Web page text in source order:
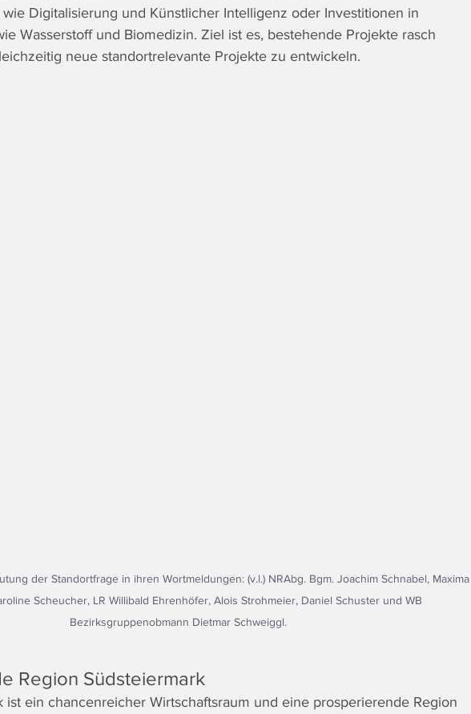
Digitalisierung und Künstlicher Intelligenz oder Investitionen in
Wasserstoff und Biomedizin. Ziel ist es, bestehende Projekte rasch
neue standortrelevante Projekte zu entwickeln.
der Standortfrage in ihren Wortmeldungen: (v.l.) NRAbg. Bgm. Joachim Schnabel, Maxima
Scheucher, LR Willibald Ehrenhöfer, Alois Strohmeier, Daniel Schuster und WB
Bezirksgruppenobmann Dietmar Schweiggl.
Region Südsteiermark
ist ein chancenreicher Wirtschaftsraum und eine prosperierende Region